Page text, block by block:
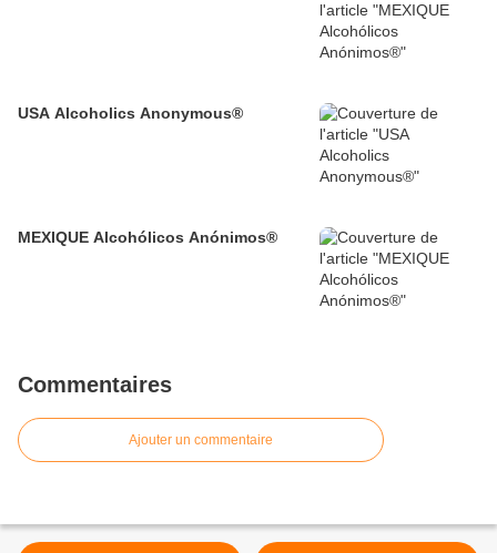
USA Alcoholics Anonymous®
MEXIQUE Alcohólicos Anónimos®
Commentaires
Ajouter un commentaire